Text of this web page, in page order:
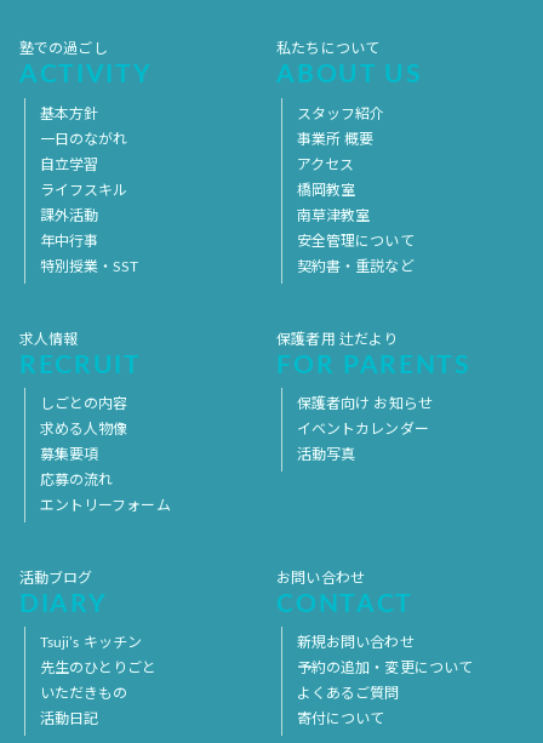
塾での過ごし
ACTIVITY
基本方針
一日のながれ
自立学習
ライフスキル
課外活動
年中行事
特別授業・SST
私たちについて
ABOUT US
スタッフ紹介
事業所 概要
アクセス
橋岡教室
南草津教室
安全管理について
契約書・重説など
求人情報
RECRUIT
しごとの内容
求める人物像
募集要項
応募の流れ
エントリーフォーム
保護者用 辻だより
FOR PARENTS
保護者向け お知らせ
イベントカレンダー
活動写真
活動ブログ
DIARY
Tsuji’s キッチン
先生のひとりごと
いただきもの
活動日記
お問い合わせ
CONTACT
新規お問い合わせ
予約の追加・変更について
よくあるご質問
寄付について